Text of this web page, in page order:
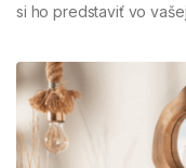
si ho predstaviť vo